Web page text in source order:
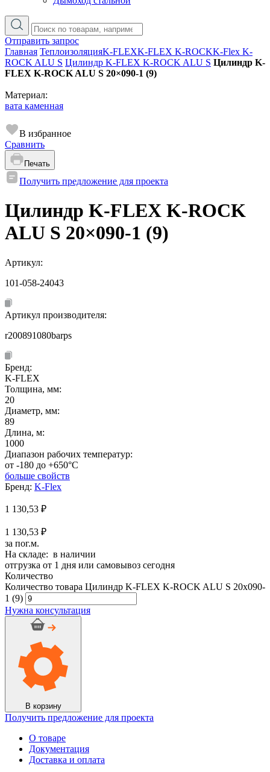
Отправить запрос
Главная ТеплоизоляцияK-FLEXK-FLEX K-ROCKK-Flex K-
ROCK ALU S Цилиндр K-FLEX K-ROCK ALU S Цилиндр K-
FLEX K-ROCK ALU S 20×090-1 (9)
Материал:
вата каменная
В избранное
Сравнить
Печать
Получить предложение для проекта
Цилиндр K-FLEX K-ROCK
ALU S 20×090-1 (9)
Артикул:
101-058-24043
Артикул производителя:
r200891080barps
Бренд:
K-FLEX
Толщина, мм:
20
Диаметр, мм:
89
Длина, м:
1000
Диапазон рабочих температур:
от -180 до +650°C
больше свойств
Бренд: K-Flex
1 130,53 ₽
1 130,53 ₽
за пог.м.
На складе: в наличии
отгрузка от 1 дня или самовывоз сегодня
Количество
Количество товара Цилиндр K-FLEX K-ROCK ALU S 20x090-
1 (9)
Нужна консультация
В корзину
Получить предложение для проекта
О товаре
Документация
Доставка и оплата